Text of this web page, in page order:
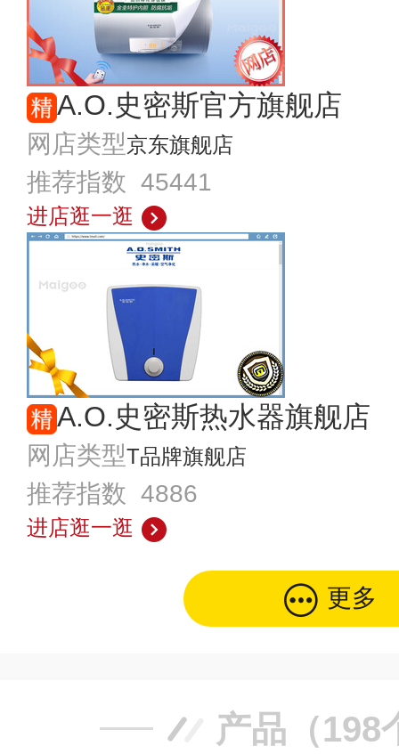
A.O.史密斯官方旗舰店
网店类型京东旗舰店
推荐指数 45441
进店逛一逛
A.O.史密斯热水器旗舰店
网店类型T品牌旗舰店
推荐指数 4886
进店逛一逛
更多
产品（198